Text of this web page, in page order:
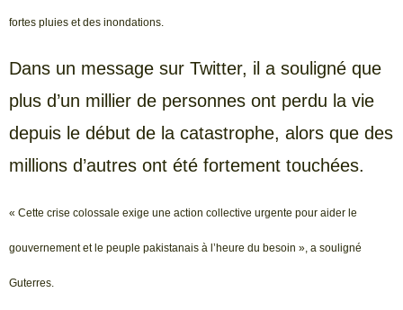
fortes pluies et des inondations.
Dans un message sur Twitter, il a souligné que
plus d’un millier de personnes ont perdu la vie
depuis le début de la catastrophe, alors que des
millions d’autres ont été fortement touchées.
« Cette crise colossale exige une action collective urgente pour aider le
gouvernement et le peuple pakistanais à l’heure du besoin », a souligné
Guterres.